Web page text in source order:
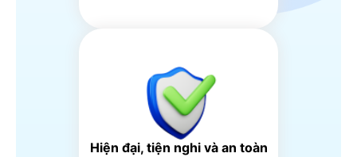
Hiện đại, tiện nghi và an toàn